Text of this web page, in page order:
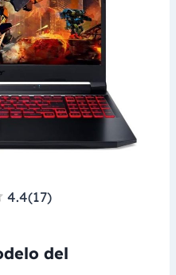
4.4(17)
del